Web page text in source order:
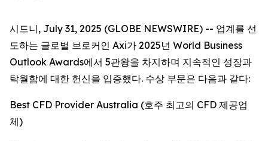
시드니, July 31, 2025 (GLOBE NEWSWIRE) -- 업계를 선
도하는 글로벌 브로커인 Axi가 2025년 World Business
Outlook Awards에서 5관왕을 차지하며 지속적인 성장과
탁월함에 대한 헌신을 입증했다. 수상 부문은 다음과 같다:
Best CFD Provider Australia (호주 최고의 CFD 제공업
체)